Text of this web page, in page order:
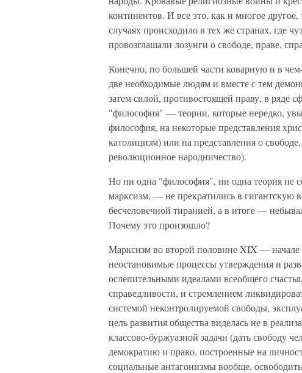
континентов. И все это, как и многое
случаях происходило в тех же странах, где
провозглашали лозун­ги о свободе, праве,
Конечно, по большей части коварную и в
две необходимые лю­дям и вместе с тем
затем силой, противостоящей праву, в ряде
"философия" — теории, которые нередко,
философия, на некоторые представ­ления
католицизм) или на представления о
революционное народничество).
Но ни одна "философия", ни одна теория не
марксизм, — не пре­кратились в гигантскую
бесчеловечной тиранией, а в итоге —
Почему это произошло?
Марксизм во второй половине XIX — начале
неостановимые процессы утверждения и
ослепительными идеалами всеобщего
справедливости, и стремлением
системой неконтролируемой свободы,
цель развития общества виделась не в
классово-буржуазной задачи (дать свободу
демократию и право, построенные на
социальные антагонизмы вообще,